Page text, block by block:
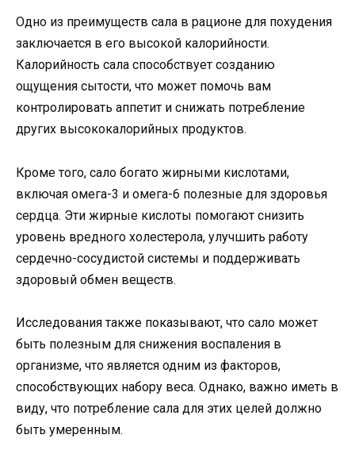
Одно из преимуществ сала в рационе для похудения
заключается в его высокой калорийности.
Калорийность сала способствует созданию
ощущения сытости, что может помочь вам
контролировать аппетит и снижать потребление
других высококалорийных продуктов.
Кроме того, сало богато жирными кислотами,
включая омега-3 и омега-6 полезные для здоровья
сердца. Эти жирные кислоты помогают снизить
уровень вредного холестерола, улучшить работу
сердечно-сосудистой системы и поддерживать
здоровый обмен веществ.
Исследования также показывают, что сало может
быть полезным для снижения воспаления в
организме, что является одним из факторов,
способствующих набору веса. Однако, важно иметь в
виду, что потребление сала для этих целей должно
быть умеренным.